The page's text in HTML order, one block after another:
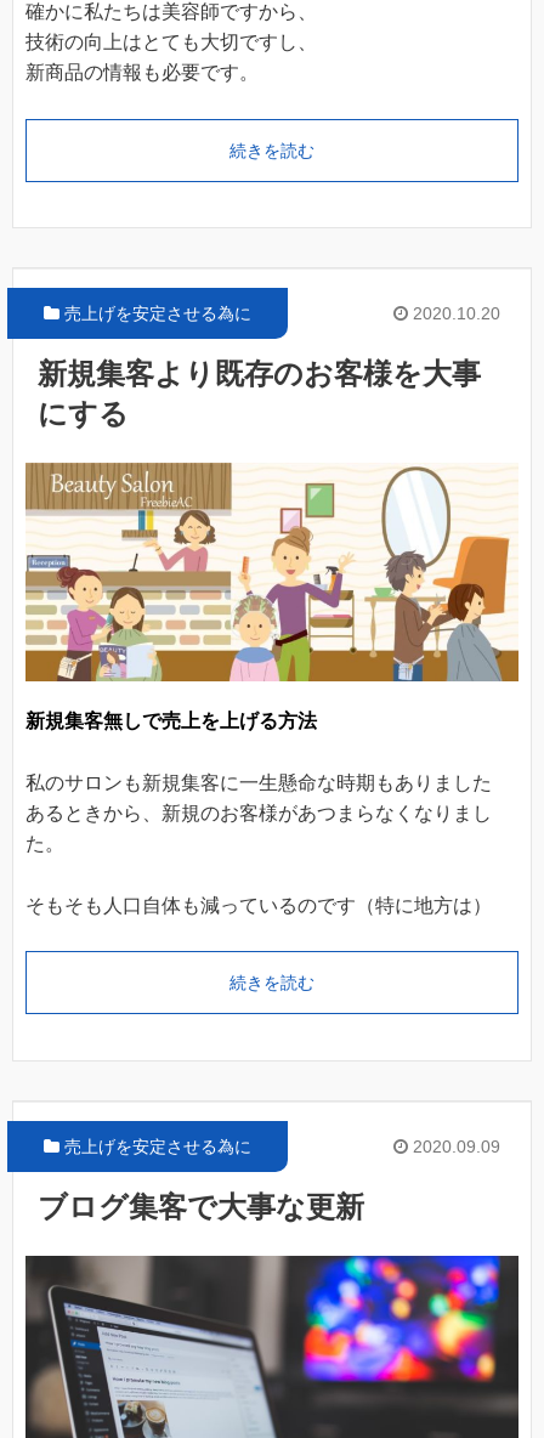
確かに私たちは美容師ですから、
技術の向上はとても大切ですし、
新商品の情報も必要です。
続きを読む
2020.10.20
売上げを安定させる為に
新規集客より既存のお客様を大事
にする
新規集客無しで売上を上げる方法
私のサロンも新規集客に一生懸命な時期もありました
あるときから、新規のお客様があつまらなくなりまし
た。
そもそも人口自体も減っているのです（特に地方は）
続きを読む
2020.09.09
売上げを安定させる為に
ブログ集客で大事な更新